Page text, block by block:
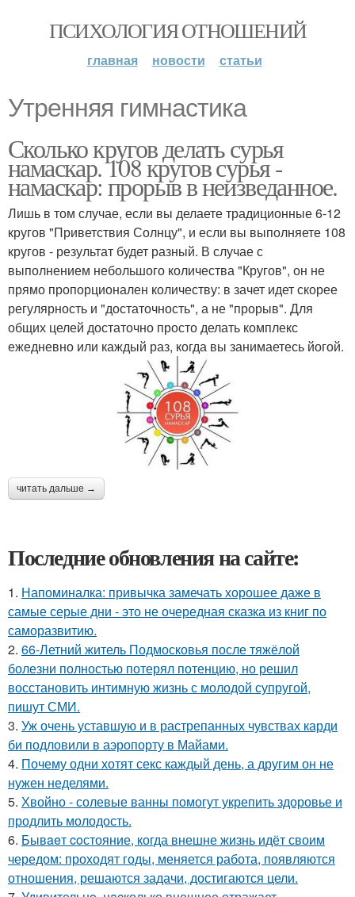
ПСИХОЛОГИЯ ОТНОШЕНИЙ
главная новости статьи
Утренняя гимнастика
Сколько кругов делать сурья
намаскар. 108 кругов сурья -
намаскар: прорыв в неизведанное.
Лишь в том случае, если вы делаете традиционные 6-12
кругов "Приветствия Солнцу", и если вы выполняете 108
кругов - результат будет разный. В случае с
выполнением небольшого количества "Кругов", он не
прямо пропорционален количеству: в зачет идет скорее
регулярность и "достаточность", а не "прорыв". Для
общих целей достаточно просто делать комплекс
ежедневно или каждый раз, когда вы занимаетесь йогой.
читать дальше →
Последние обновления на сайте:
1. Напоминалка: привычка замечать хорошее даже в
самые серые дни - это не очередная сказка из книг по
саморазвитию.
2. 66-Летний житель Подмосковья после тяжёлой
болезни полностью потерял потенцию, но решил
восстановить интимную жизнь с молодой супругой,
пишут СМИ.
3. Уж очень уставшую и в растрепанных чувствах карди
би подловили в аэропорту в Майами.
4. Почему одни хотят секс каждый день, а другим он не
нужен неделями.
5. Хвойно - солевые ванны помогут укрепить здоровье и
продлить молодость.
6. Бывaeт coстояние, когда внешне жизнь идёт своим
чередом: проходят годы, меняется работа, появляются
отношения, решаются задачи, достигаются цели.